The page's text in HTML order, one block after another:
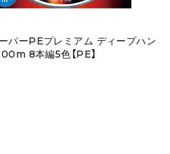
ーパーPEプレミアム ディープハン
8本編5色【PE】